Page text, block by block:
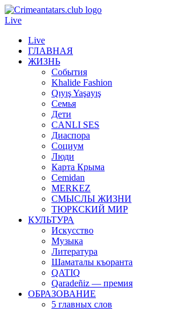
Live
Live
ГЛАВНАЯ
ЖИЗНЬ
События
Khalide Fashion
Qıyış Yaşayış
Семья
Дети
CANLI SES
Диаспора
Социум
Люди
Карта Крыма
Cemidan
МERKEZ
СМЫСЛЫ ЖИЗНИ
ТЮРКСКИЙ МИР
КУЛЬТУРА
Искусство
Музыка
Литература
Шаматалы къоранта
QATIQ
Qaradeñiz — премия
ОБРАЗОВАНИЕ
5 главных слов